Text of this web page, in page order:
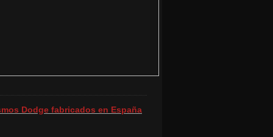
Dodge fabricados en España